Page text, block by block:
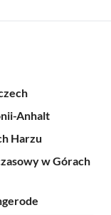
Anhalt
Harzu
w Górach